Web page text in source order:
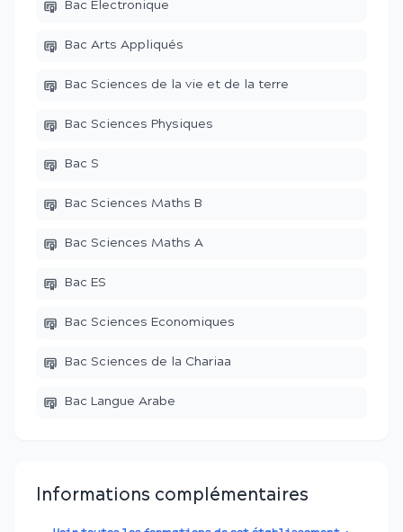
Bac Electronique
Bac Arts Appliqués
Bac Sciences de la vie et de la terre
Bac Sciences Physiques
Bac S
Bac Sciences Maths B
Bac Sciences Maths A
Bac ES
Bac Sciences Economiques
Bac Sciences de la Chariaa
Bac Langue Arabe
Informations complémentaires